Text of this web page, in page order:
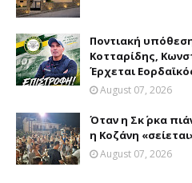
Ποντιακή
Κοτταρίδης,
Έρχεται
August 07, 2026
Όταν η Σκ΄ ρκα
η Κοζάνη
August 07, 2026